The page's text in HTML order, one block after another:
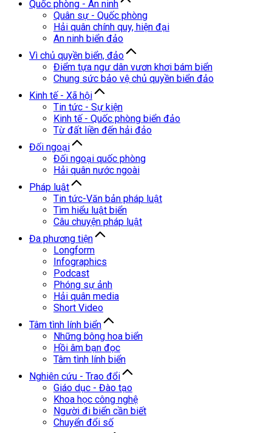
Quốc phòng - An ninh
Quân sự - Quốc phòng
Hải quân chính quy, hiện đại
An ninh biển đảo
Vì chủ quyền biển, đảo
Điểm tựa ngư dân vươn khơi bám biển
Chung sức bảo vệ chủ quyền biển đảo
Kinh tế - Xã hội
Tin tức - Sự kiện
Kinh tế - Quốc phòng biển đảo
Từ đất liền đến hải đảo
Đối ngoại
Đối ngoại quốc phòng
Hải quân nước ngoài
Pháp luật
Tin tức-Văn bản pháp luật
Tìm hiểu luật biển
Câu chuyện pháp luật
Đa phương tiện
Longform
Infographics
Podcast
Phóng sự ảnh
Hải quân media
Short Video
Tâm tình lính biển
Những bông hoa biển
Hồi âm bạn đọc
Tâm tình lính biển
Nghiên cứu - Trao đổi
Giáo dục - Đào tạo
Khoa học công nghệ
Người đi biển cần biết
Chuyển đổi số